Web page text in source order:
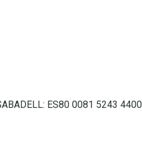
ES80 0081 5243 4400